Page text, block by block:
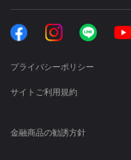
FacebookInstagramLINE
プライバシーポリシー
サイトご利用規約
金融商品の勧誘方針